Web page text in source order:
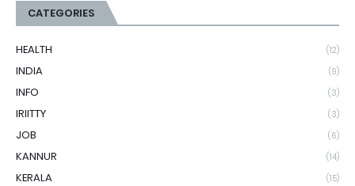
CATEGORIES
HEALTH (12)
INDIA (9)
INFO (3)
IRIITTY (3)
JOB (6)
KANNUR (14)
KERALA (15)